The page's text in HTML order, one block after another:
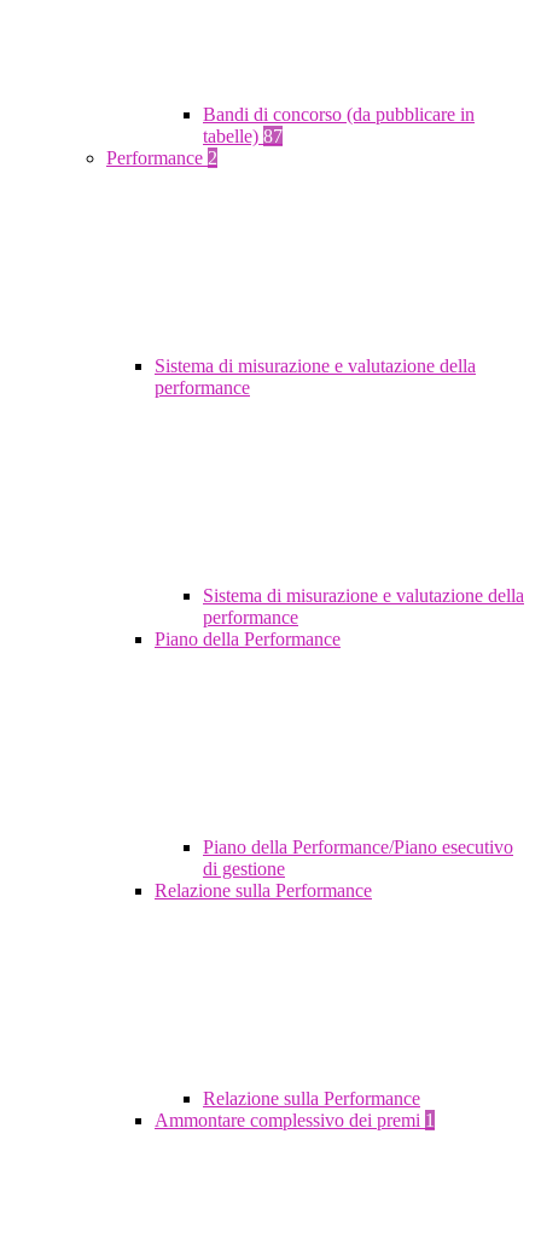
Bandi di concorso (da pubblicare in
tabelle) 87
Performance 2
Sistema di misurazione e valutazione della
performance
Sistema di misurazione e valutazione della
performance
Piano della Performance
Piano della Performance/Piano esecutivo
di gestione
Relazione sulla Performance
Relazione sulla Performance
Ammontare complessivo dei premi 1